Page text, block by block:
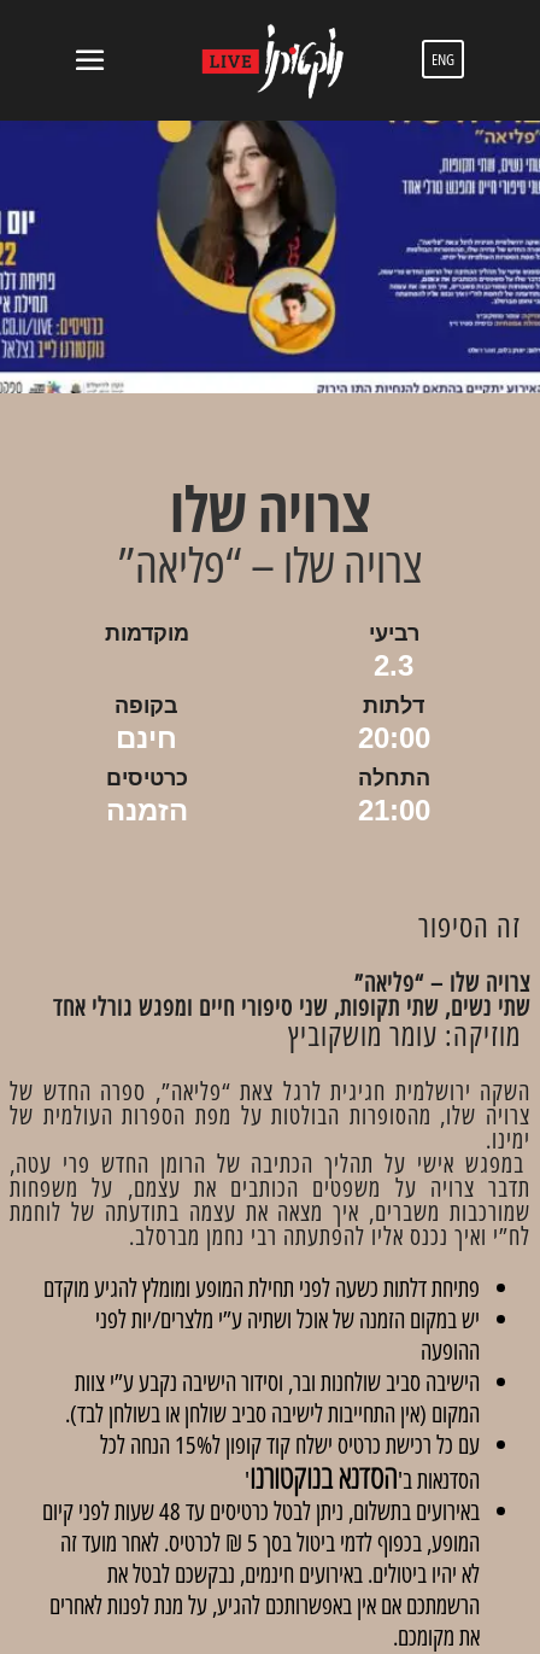
ENG
צרויה שלו
צרויה שלו – “פליאה”
רביעי
2.3
מוקדמות
דלתות
20:00
בקופה
חינם
התחלה
21:00
כרטיסים
הזמנה
זה הסיפור
צרויה שלו – “פליאה”
שתי נשים, שתי תקופות, שני סיפורי חיים ומפגש גורלי אחד
מוזיקה: עומר מושקוביץ
השקה ירושלמית חגיגית לרגל צאת “פליאה”, ספרה החדש של
צרויה שלו, מהסופרות הבולטות על מפת הספרות העולמית של
ימינו.
במפגש אישי על תהליך הכתיבה של הרומן החדש פרי עטה,
תדבר צרויה על משפטים הכותבים את עצמם, על משפחות
שמורכבות משברים, איך מצאה את עצמה בתודעתה של לוחמת
לח”י ואיך נכנס אליו להפתעתה רבי נחמן מברסלב.
פתיחת דלתות כשעה לפני תחילת המופע ומומלץ להגיע מוקדם
יש במקום הזמנה של אוכל ושתיה ע”י מלצרים/יות לפני
ההופעה
הישיבה סביב שולחנות ובר, וסידור הישיבה נקבע ע”י צוות
המקום (אין התחייבות לישיבה סביב שולחן או בשולחן לבד).
עם כל רכישת כרטיס ישלח קוד קופון ל15% הנחה לכל
הסדנאות ב'הסדנא בנוקטורנו'
באירועים בתשלום, ניתן לבטל כרטיסים עד 48 שעות לפני קיום
המופע, בכפוף לדמי ביטול בסך 5 ₪ לכרטיס. לאחר מועד זה
לא יהיו ביטולים. באירועים חינמים, נבקשכם לבטל את
הרשמתכם אם אין באפשרותכם להגיע, על מנת לפנות לאחרים
את מקומכם.